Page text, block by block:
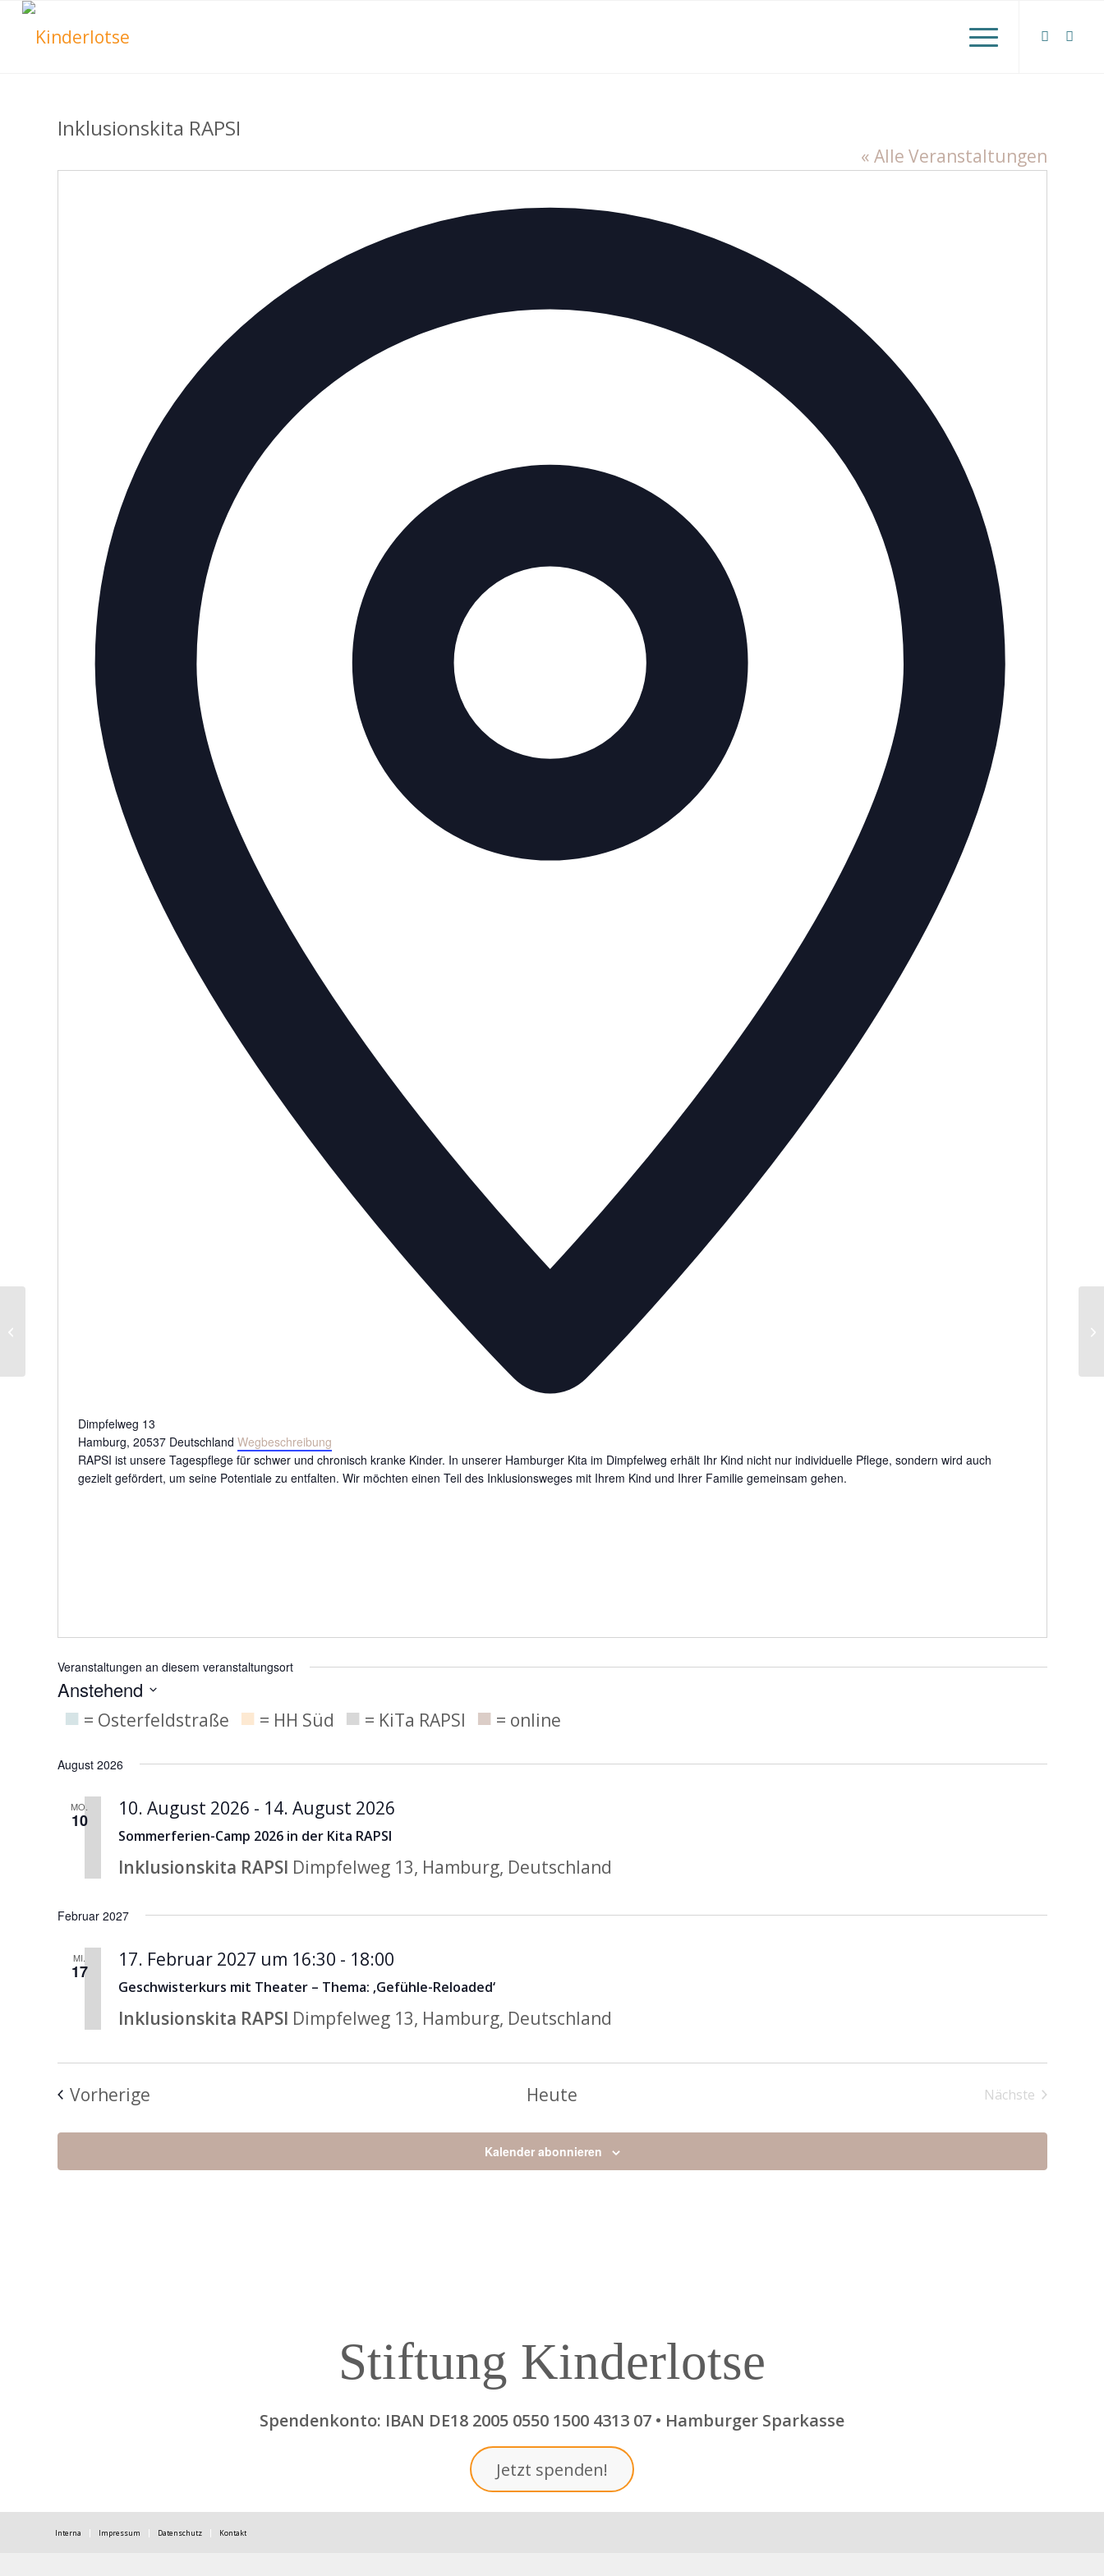
Inklusionskita RAPSI
« Alle Veranstaltungen
Dimpfelweg 13
Hamburg, 20537 Deutschland Wegbeschreibung
RAPSI ist unsere Tagespflege für schwer und chronisch kranke Kinder. In unserer Hamburger Kita im Dimpfelweg erhält Ihr Kind nicht nur individuelle Pflege, sondern wird auch
gezielt gefördert, um seine Potentiale zu entfalten. Wir möchten einen Teil des Inklusionsweges mit Ihrem Kind und Ihrer Familie gemeinsam gehen.
Veranstaltungen an diesem veranstaltungsort
Anstehend
Datum
■ = Osterfeldstraße ■ = HH Süd ■ = KiTa RAPSI ■ = online
August 2026
MO.
10
Sommerferien-Camp 2026 in der Kita RAPSI
10. August 2026 - 14. August 2026
Inklusionskita RAPSI Dimpfelweg 13, Hamburg, Deutschland
Februar 2027
MI.
17
Geschwisterkurs mit Theater – Thema: ‚Gefühle-Reloaded‘
17. Februar 2027 um 16:30 - 18:00
mit
–
Inklusionskita RAPSI Dimpfelweg 13, Hamburg, Deutschland
VorherigeVeranstaltungen Heute
Nächste
Kalender abonnieren
Stiftung Kinderlotse
Spendenkonto: IBAN DE18 2005 0550 1500 4313 07 • Hamburger Sparkasse
Jetzt spenden!
Interna Impressum Datenschutz Kontakt